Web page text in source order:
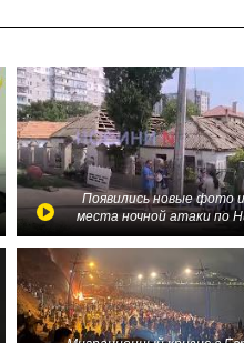
Появились новые фото
места ночной атаки по